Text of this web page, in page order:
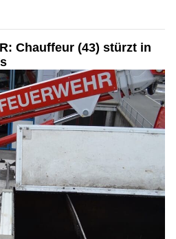
Chauffeur (43) stürzt in